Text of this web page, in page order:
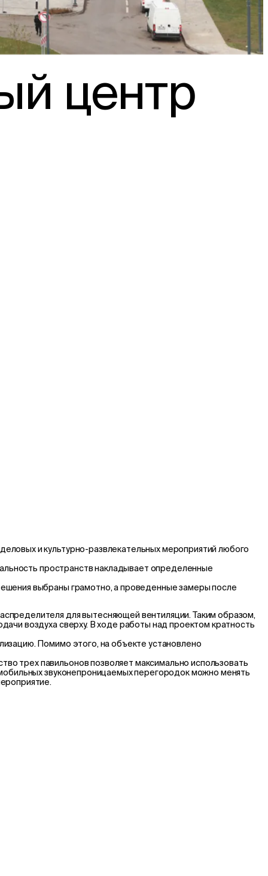
центр
и культурно-развлекательных мероприятий любого
пространств накладывает определенные
выбраны грамотно, а проведенные замеры после
для вытесняющей вентиляции. Таким образом,
воздуха сверху. В ходе работы над проектом кратность
Помимо этого, на объекте установлено
трех павильонов позволяет максимально использовать
звуконепроницаемых перегородок можно менять